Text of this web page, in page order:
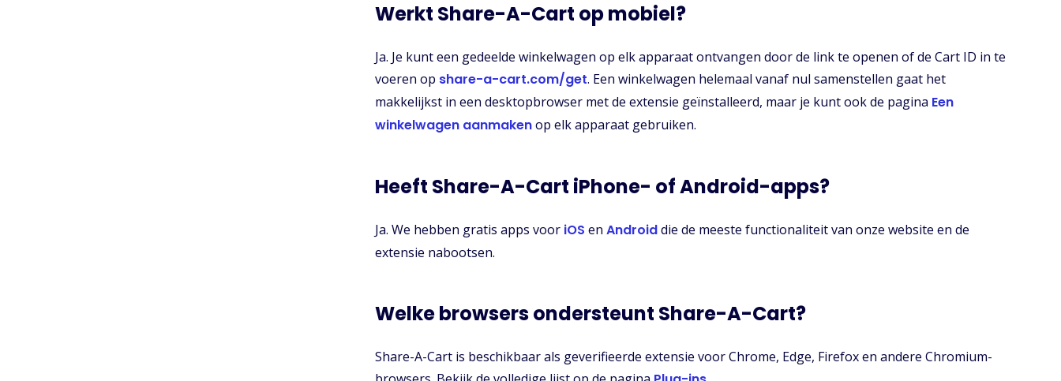
Werkt Share-A-Cart op mobiel?
Ja. Je kunt een gedeelde winkelwagen op elk apparaat ontvangen door de link te openen of de Cart ID in te
voeren op share-a-cart.com/get. Een winkelwagen helemaal vanaf nul samenstellen gaat het
makkelijkst in een desktopbrowser met de extensie geïnstalleerd, maar je kunt ook de pagina Een
winkelwagen aanmakenop elk apparaat gebruiken.
Heeft Share-A-Cart iPhone- of Android-apps?
Ja. We hebben gratis apps voor iOS en Androiddie de meeste functionaliteit van onze website en de
extensie nabootsen.
Welke browsers ondersteunt Share-A-Cart?
Share-A-Cart is beschikbaar als geverifieerde extensie voor Chrome, Edge, Firefox en andere Chromium-